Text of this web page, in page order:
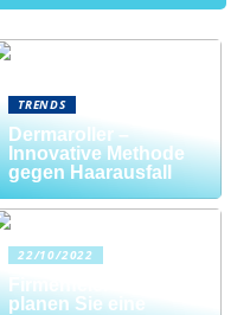
TRENDS
Dermaroller –
Innovative Methode
gegen Haarausfall
22/10/2022
Firmenfeier? So
planen Sie eine